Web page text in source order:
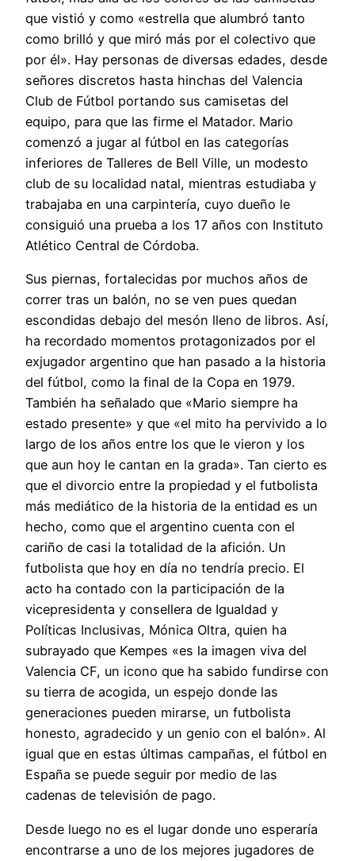
que vistió y como «estrella que alumbró tanto
como brilló y que miró más por el colectivo que
por él». Hay personas de diversas edades, desde
señores discretos hasta hinchas del Valencia
Club de Fútbol portando sus camisetas del
equipo, para que las firme el Matador. Mario
comenzó a jugar al fútbol en las categorías
inferiores de Talleres de Bell Ville, un modesto
club de su localidad natal, mientras estudiaba y
trabajaba en una carpintería, cuyo dueño le
consiguió una prueba a los 17 años con Instituto
Atlético Central de Córdoba.
Sus piernas, fortalecidas por muchos años de
correr tras un balón, no se ven pues quedan
escondidas debajo del mesón lleno de libros. Así,
ha recordado momentos protagonizados por el
exjugador argentino que han pasado a la historia
del fútbol, como la final de la Copa en 1979.
También ha señalado que «Mario siempre ha
estado presente» y que «el mito ha pervivido a lo
largo de los años entre los que le vieron y los
que aun hoy le cantan en la grada». Tan cierto es
que el divorcio entre la propiedad y el futbolista
más mediático de la historia de la entidad es un
hecho, como que el argentino cuenta con el
cariño de casi la totalidad de la afición. Un
futbolista que hoy en día no tendría precio. El
acto ha contado con la participación de la
vicepresidenta y consellera de Igualdad y
Políticas Inclusivas, Mónica Oltra, quien ha
subrayado que Kempes «es la imagen viva del
Valencia CF, un icono que ha sabido fundirse con
su tierra de acogida, un espejo donde las
generaciones pueden mirarse, un futbolista
honesto, agradecido y un genio con el balón». Al
igual que en estas últimas campañas, el fútbol en
España se puede seguir por medio de las
cadenas de televisión de pago.
Desde luego no es el lugar donde uno esperaría
encontrarse a uno de los mejores jugadores de